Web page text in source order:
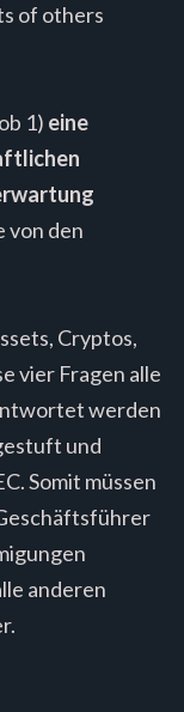
of others
1) eine
von den
Cryptos,
vier Fragen alle
werden
und
Somit müssen
anderen